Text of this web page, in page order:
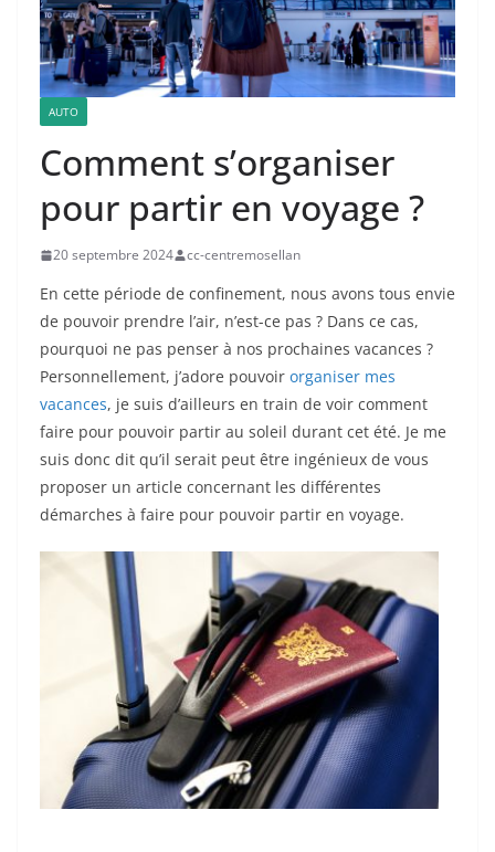
AUTO
Comment s’organiser
pour partir en voyage ?
20 septembre 2024 cc-centremosellan
En cette période de confinement, nous avons tous envie
de pouvoir prendre l’air, n’est-ce pas ? Dans ce cas,
pourquoi ne pas penser à nos prochaines vacances ?
Personnellement, j’adore pouvoir organiser mes
vacances, je suis d’ailleurs en train de voir comment
faire pour pouvoir partir au soleil durant cet été. Je me
suis donc dit qu’il serait peut être ingénieux de vous
proposer un article concernant les différentes
démarches à faire pour pouvoir partir en voyage.